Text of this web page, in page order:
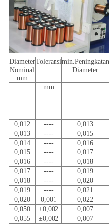
Diameter
Nominal
mm
Toleransimin.Peningkatan
Diameter
mm
0,012
---- 0,013
0,013
---- 0,015
0,014
---- 0,016
0,015
---- 0,017
0,016
---- 0,018
0,017
---- 0,019
0,018
---- 0,020
0,019
---- 0,021
0,020
0,001 0,022
0,050
±0,002 0,007
0,055
±0,002 0,007